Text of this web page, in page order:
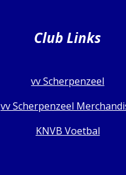
Club Links
vv Scherpenzeel
vv Scherpenzeel
KNVB Voetbal